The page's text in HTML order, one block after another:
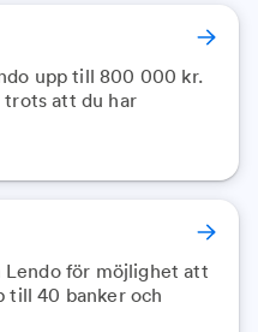
upp till 800 000 kr.
trots att du har
Lendo för möjlighet att
till 40 banker och